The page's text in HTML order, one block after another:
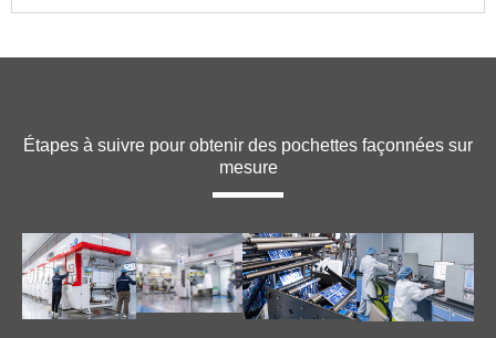
Étapes à suivre pour obtenir des pochettes façonnées sur
mesure